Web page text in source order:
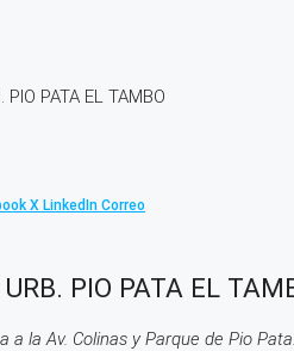
PATA EL TAMBO
X LinkedIn Correo
PIO PATA EL
a la Av. Colinas y Parque de Pio